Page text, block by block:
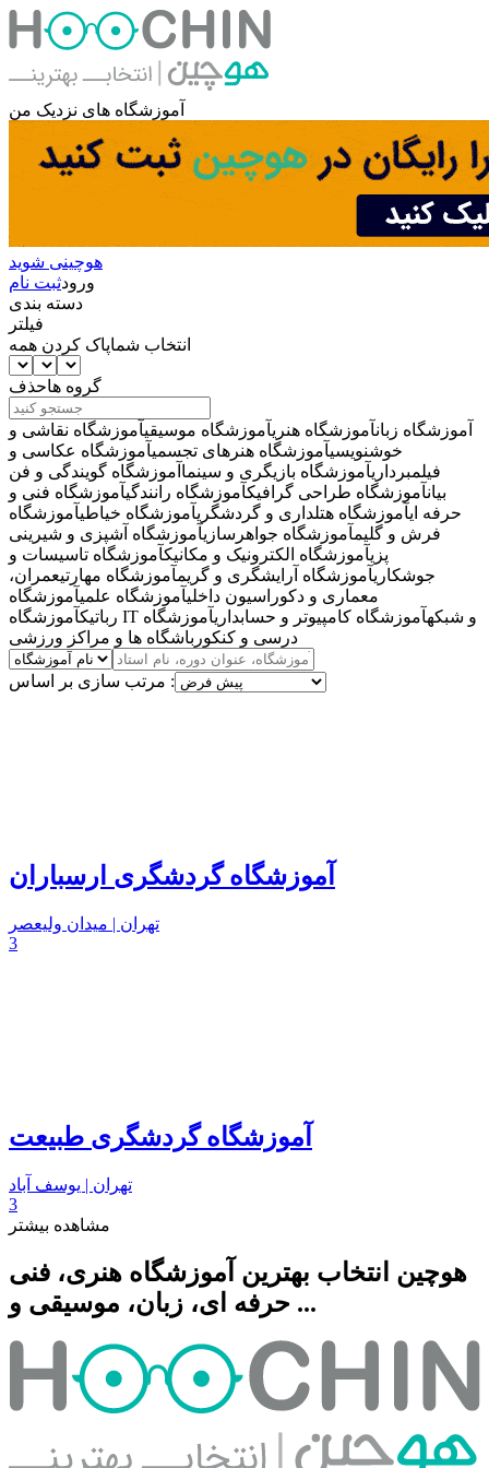
آموزشگاه های نزدیک من
هوچینی شوید
ورودثبت نام
دسته بندی
فیلتر
انتخاب شماپاک کردن همه
گروه هاحذف
آموزشگاه زبانآموزشگاه هنریآموزشگاه موسیقیآموزشگاه نقاشی و
خوشنویسیآموزشگاه هنرهای تجسمیآموزشگاه عکاسی و
فیلمبرداریآموزشگاه بازیگری و سینما آموزشگاه گویندگی و فن
بیانآموزشگاه طراحی گرافیکآموزشگاه رانندگیآموزشگاه فنی و
حرفه ایآموزشگاه هتلداری و گردشگریآموزشگاه خیاطیآموزشگاه
فرش و گلیمآموزشگاه جواهرسازیآموزشگاه آشپزی و شیرینی
پزیآموزشگاه الکترونیک و مکانیکآموزشگاه تاسیسات و
جوشکاریآموزشگاه آرایشگری و گریمآموزشگاه مهارتیعمران،
معماری و دکوراسیون داخلیآموزشگاه علمیآموزشگاه
رباتیک
آموزشگاه IT و شبکهآموزشگاه کامپیوتر و حسابداریآموزشگاه
درسی و کنکور باشگاه ها و مراکز ورزشی
مرتب سازی بر اساس :
آموزشگاه گردشگری ارسباران
تهران | میدان ولیعصر
3
آموزشگاه گردشگری طبیعت
تهران | یوسف آباد
3
مشاهده بیشتر
هوچین انتخاب بهترین آموزشگاه هنری، فنی
حرفه ای، زبان، موسیقی و ...